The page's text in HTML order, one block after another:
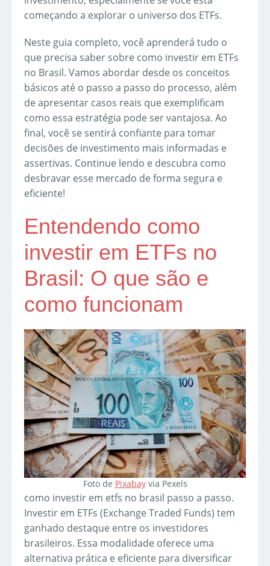
começando a explorar o universo dos ETFs.
Neste guia completo, você aprenderá tudo o
que precisa saber sobre como investir em ETFs
no Brasil. Vamos abordar desde os conceitos
básicos até o passo a passo do processo, além
de apresentar casos reais que exemplificam
como essa estratégia pode ser vantajosa. Ao
final, você se sentirá confiante para tomar
decisões de investimento mais informadas e
assertivas. Continue lendo e descubra como
desbravar esse mercado de forma segura e
eficiente!
Entendendo como
investir em ETFs no
Brasil: O que são e
como funcionam
Foto de Pixabayvia Pexels
como investir em etfs no brasil passo a passo.
Investir em ETFs (Exchange Traded Funds) tem
ganhado destaque entre os investidores
brasileiros. Essa modalidade oferece uma
alternativa prática e eficiente para diversificar